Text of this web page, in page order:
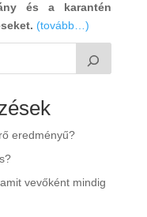
és a karantén
(tovább…)
eredményű?
vevőként mindig